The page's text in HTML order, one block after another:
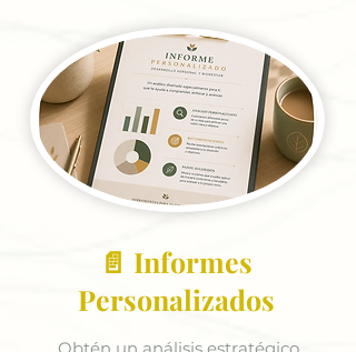
📄 Informes
Personalizados
Obtén un análisis estratégico